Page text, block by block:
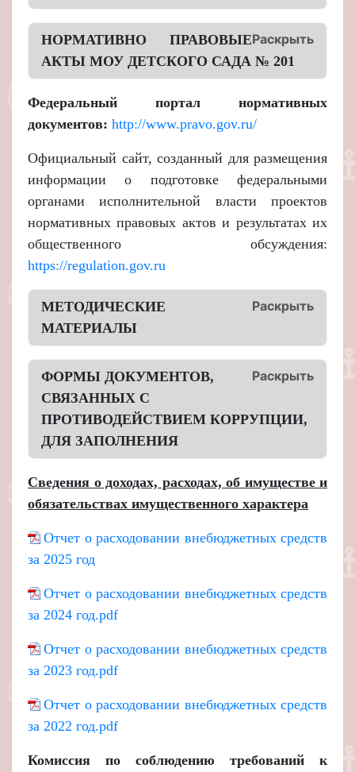
Раскрыть
НОРМАТИВНО ПРАВОВЫЕ
АКТЫ МОУ ДЕТСКОГО САДА № 201
Федеральный портал нормативных
документов: http://www.pravo.gov.ru/
Официальный сайт, созданный для размещения
информации о подготовке федеральными
органами исполнительной власти проектов
нормативных правовых актов и результатах их
общественного обсуждения:
https://regulation.gov.ru
Раскрыть
МЕТОДИЧЕСКИЕ
МАТЕРИАЛЫ
Раскрыть
ФОРМЫ ДОКУМЕНТОВ,
СВЯЗАННЫХ С
ПРОТИВОДЕЙСТВИЕМ КОРРУПЦИИ,
ДЛЯ ЗАПОЛНЕНИЯ
Сведения о доходах, расходах, об имуществе и
обязательствах имущественного характера
Отчет о расходовании внебюджетных средств
за 2025 год
Отчет о расходовании внебюджетных средств
за 2024 год.pdf
Отчет о расходовании внебюджетных средств
за 2023 год.pdf
Отчет о расходовании внебюджетных средств
за 2022 год.pdf
Комиссия по соблюдению требований к